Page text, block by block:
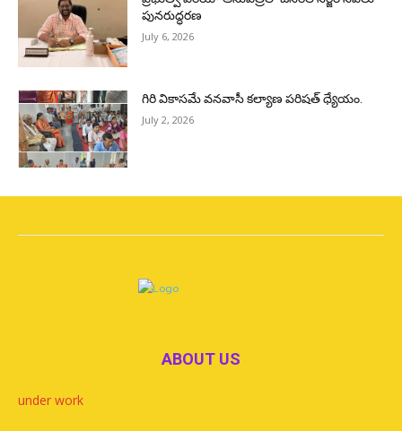
పునరుద్ధరణ
July 6, 2026
గిరి వికాసమే వనవాసీ కల్యాణ పరిషత్ ధ్యేయం.
July 2, 2026
ABOUT US
under work